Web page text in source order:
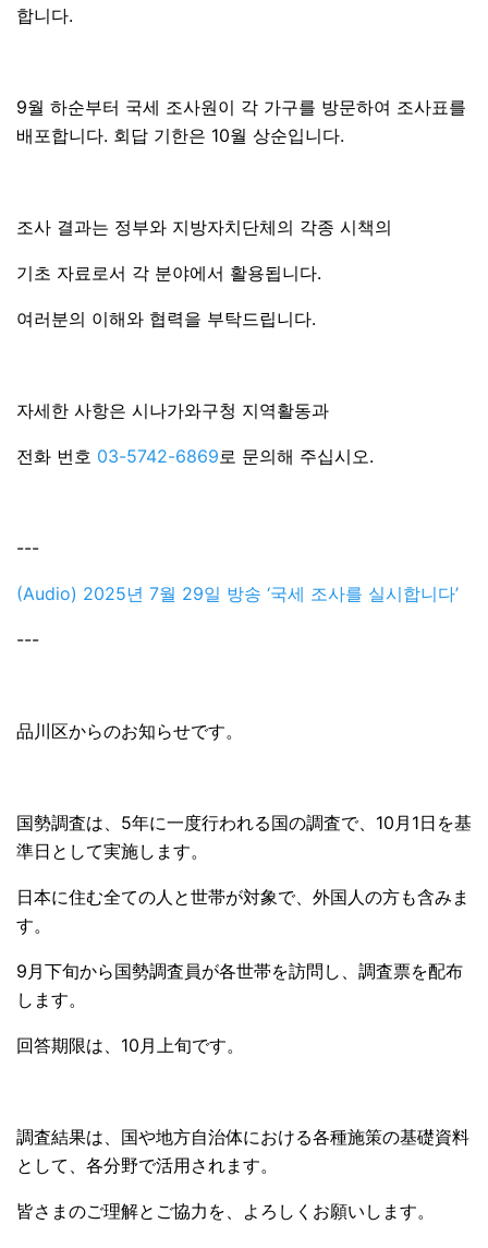
합니다.
9월 하순부터 국세 조사원이 각 가구를 방문하여 조사표를
배포합니다. 회답 기한은 10월 상순입니다.
조사 결과는 정부와 지방자치단체의 각종 시책의
기초 자료로서 각 분야에서 활용됩니다.
여러분의 이해와 협력을 부탁드립니다.
자세한 사항은 시나가와구청 지역활동과
전화 번호 03-5742-6869로 문의해 주십시오.
---
(Audio) 2025년 7월 29일 방송 ‘국세 조사를 실시합니다’
---
品川区からのお知らせです。
国勢調査は、5年に一度行われる国の調査で、10月1日を基
準日として実施します。
日本に住む全ての人と世帯が対象で、外国人の方も含みま
す。
9月下旬から国勢調査員が各世帯を訪問し、調査票を配布
します。
回答期限は、10月上旬です。
調査結果は、国や地方自治体における各種施策の基礎資料
として、各分野で活用されます。
皆さまのご理解とご協力を、よろしくお願いします。